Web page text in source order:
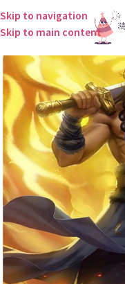
Skip to navigation
Skip to main content